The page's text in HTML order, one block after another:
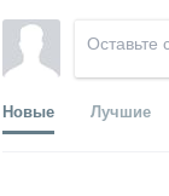
Новые Лучшие